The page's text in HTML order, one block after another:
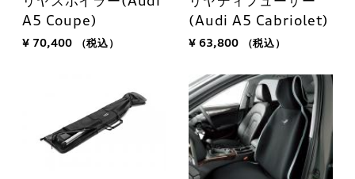
A5 Coupe)
¥ 70,400 （税込）
(Audi A5 Cabriolet)
¥ 63,800 （税込）